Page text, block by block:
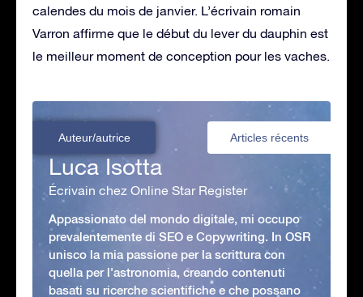
calendes du mois de janvier. L’écrivain romain
Varron affirme que le début du lever du dauphin est
le meilleur moment de conception pour les vaches.
Auteur/autrice Articles récents
Luca Isotta
Écrivain chez Online Star Register
Appassionato del mondo digitale, mi occupo
prevalentemente di SEO e Copywriting. In OSR
unisco la mia passione per la scrittura con
quella per l'astronomia, creando contenuti
basati su ricerche scientifiche e che possano